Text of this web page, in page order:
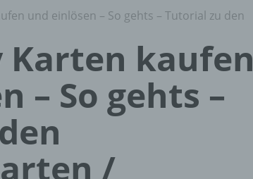
und einlösen – So gehts – Tutorial zu den
Karten kaufen
– So gehts –
/